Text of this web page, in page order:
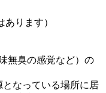
あります）
無臭の感覚など）の
なっている場所に居